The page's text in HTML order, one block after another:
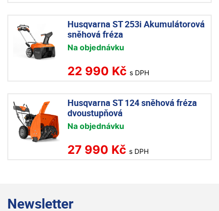
Husqvarna ST 253i Akumulátorová
sněhová fréza
Na objednávku
22 990 Kč s DPH
Husqvarna ST 124 sněhová fréza
dvoustupňová
Na objednávku
27 990 Kč s DPH
Newsletter